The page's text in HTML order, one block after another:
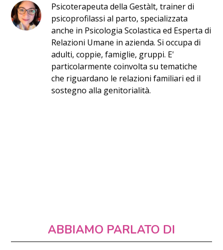
Psicoterapeuta della Gestàlt, trainer di
psicoprofilassi al parto, specializzata
anche in Psicologia Scolastica ed Esperta di
Relazioni Umane in azienda. Si occupa di
adulti, coppie, famiglie, gruppi. E'
particolarmente coinvolta su tematiche
che riguardano le relazioni familiari ed il
sostegno alla genitorialità.
ABBIAMO PARLATO DI